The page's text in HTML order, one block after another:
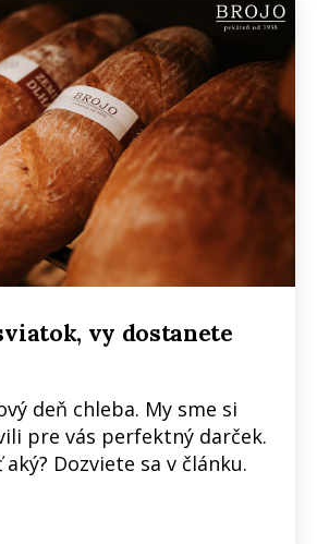
vy dostanete
deň chleba. My sme si
pre vás perfektný darček.
Dozviete sa v článku.